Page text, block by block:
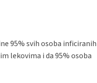
95% svih osoba inficiranih
lekovima i da 95% osoba